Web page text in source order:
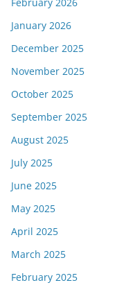
January 2026
December 2025
November 2025
October 2025
September 2025
August 2025
July 2025
June 2025
May 2025
April 2025
March 2025
February 2025